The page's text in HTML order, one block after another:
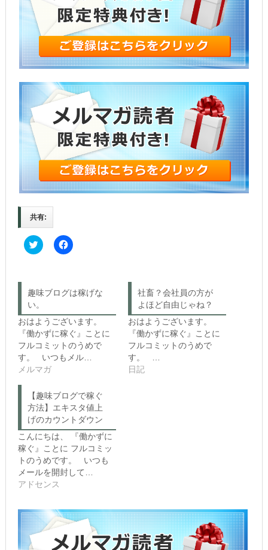
共有:
C
l
o
s
h
a
r
e
o
n
T
w
i
t
e
r
(新
し
い
ウ
ィ
ン
ド
ウ
で
開
き
ま
F
a
o
k
共
有
す
る
に
は
ク
し
て
く
だ
さ
い
(新
し
い
ウ
ィ
ン
開
き
ま
趣味ブログは稼げな
い。
おはようございます。
『働かずに稼ぐ』ことに
フルコミットのうめで
す。 いつもメル…
メルマガ
社畜？会社員の方が
よほど自由じゃね？
おはようございます。
『働かずに稼ぐ』ことに
フルコミットのうめで
す。 …
日記
【趣味ブログで稼ぐ
方法】エキスタ値上
げのカウントダウン
こんにちは、 『働かずに
稼ぐ』ことに フルコミッ
トのうめです。 いつも
メールを開封して…
アドセンス